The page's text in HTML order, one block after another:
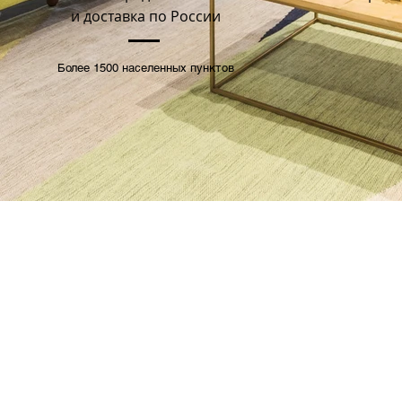
Более 1500 населенных пунктов
и доставка по России